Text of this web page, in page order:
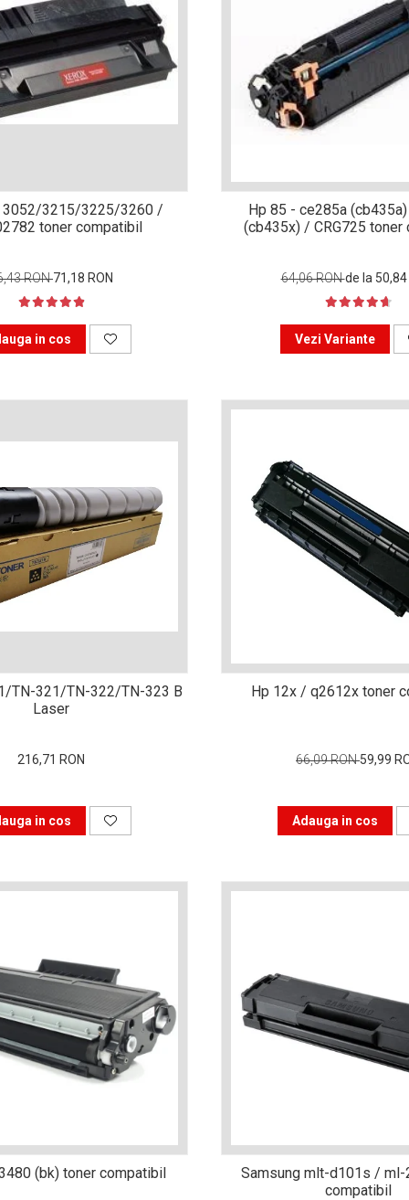
3052/3215/3225/3260 /
toner compatibil
RON71,18 RON
in cos
Hp 85 - ce285a
(cb435x) / CRG725 toner
64,06 RONde la 50,84
Vezi Variante
TN-321/TN-322/TN-323 B
Laser
216,71 RON
in cos
Hp 12x / q2612x toner
66,09 RON59,99
Adauga in cos
(bk) toner compatibil
Samsung mlt-d101s / ml-
compatibil